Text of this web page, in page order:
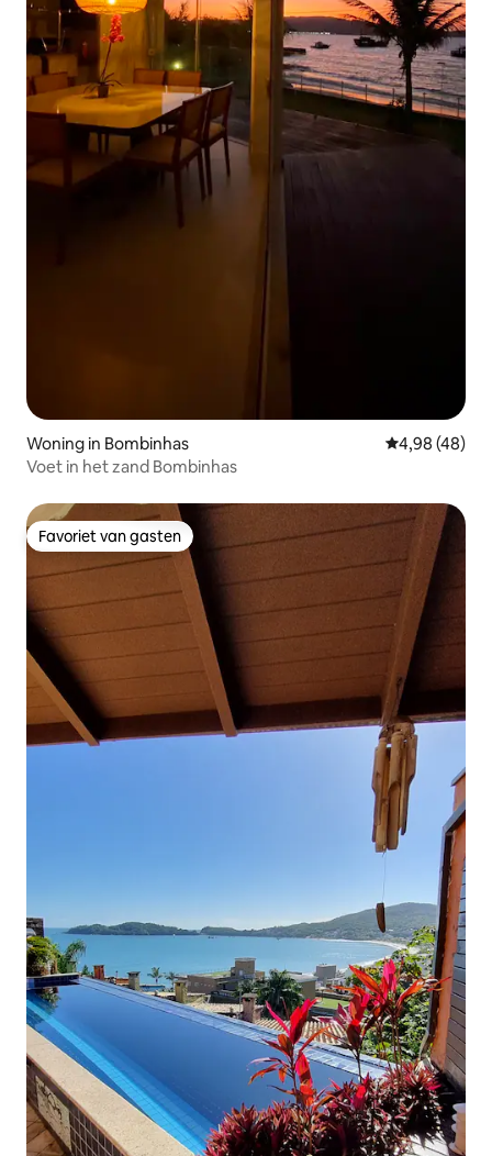
Woning in Bombinhas Gemiddelde
4,98 (48)
Voet in het zand Bombinhas
Favoriet van gasten
Favoriet van gasten